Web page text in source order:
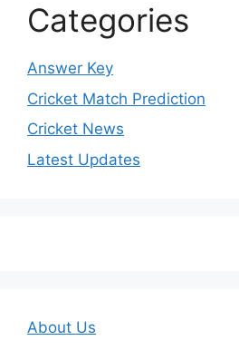
Categories
Answer Key
Cricket Match Prediction
Cricket News
Latest Updates
About Us